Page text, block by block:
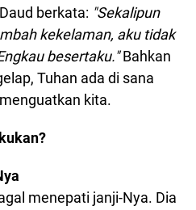
berkata: "Sekalipun
kekelaman, aku tidak
besertaku."Bahkan
Tuhan ada di sana
kita.
menepati janji-Nya. Dia